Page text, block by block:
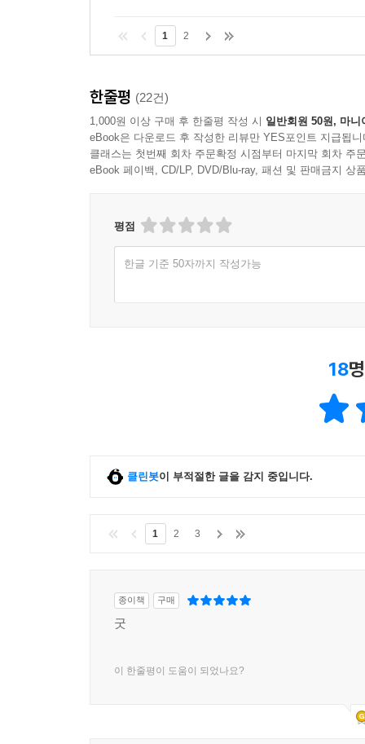
1 2
한줄평 (22건)
1,000원 이상 구매 후 한줄평 작성 시 일반회원 50원, 마니
eBook은 다운로드 후 작성한 리뷰만 YES포인트 지급됩니
클래스는 첫번째 회차 주문확정 시점부터 마지막 회차 주
eBook 페이백, CD/LP, DVD/Blu-ray, 패션 및 판매금지 상
평점
한글 기준 50자까지 작성가능
18
클린봇이 부적절한 글을 감지 중입니다.
1 2 3
종이책 구매
굿
이 한줄평이 도움이 되었나요?